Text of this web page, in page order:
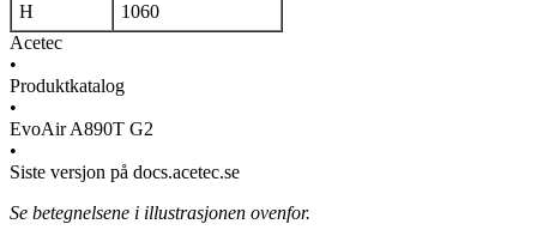
H
1060
Acetec
•
Produktkatalog
•
EvoAir A890T G2
•
Siste versjon på docs.acetec.se
Se betegnelsene i illustrasjonen ovenfor.